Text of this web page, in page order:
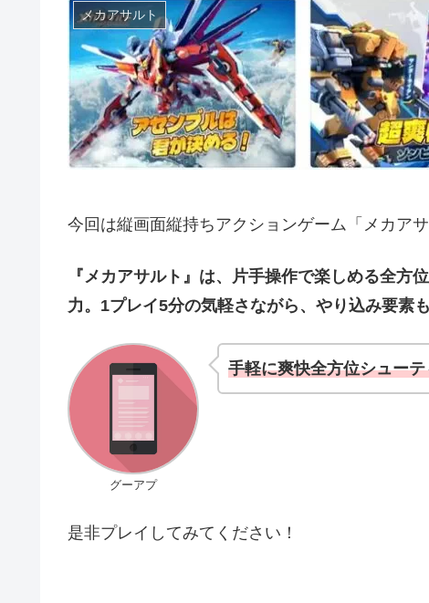
メカアサルト
今回は縦画面縦持ちアクションゲーム「メカア
『メカアサルト』は、片手操作で楽しめる全
力。1プレイ5分の気軽さながら、やり込み要素
グーアプ
手軽に爽快全方位シュー
是非プレイしてみてください！